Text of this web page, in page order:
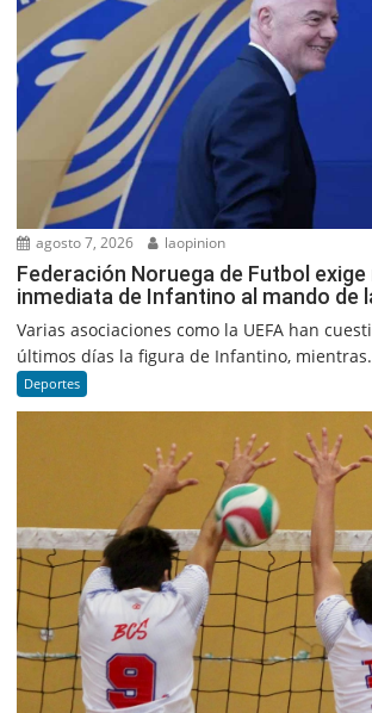
agosto 7, 2026 laopinion
Federación Noruega de Futbol
inmediata de Infantino al mando de
Varias asociaciones como la UEFA han
últimos días la figura de Infantino,
Deportes